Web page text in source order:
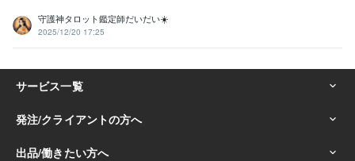
守護神タロット鑑定師だいだい☀️
2025/12/20 17:25